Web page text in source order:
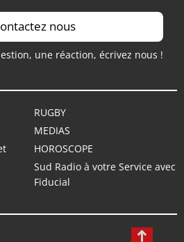
nous
une réaction, écrivez nous !
RUGBY
MEDIAS
HOROSCOPE
Sud Radio à votre Service avec
Fiducial